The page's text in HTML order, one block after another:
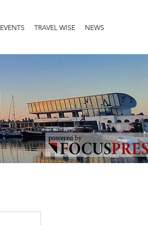
EVENTS TRAVEL WISE NEWS